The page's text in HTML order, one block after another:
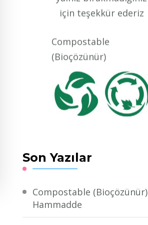
Compostable
Compostable
Compostable yani
Bioçözünür Nişasta
bazlı doğada
çözünebilir Hammadde
üretimiz başlamıştır.
Son Yazılar
Compostable (Bioçözünür)
Hammadde